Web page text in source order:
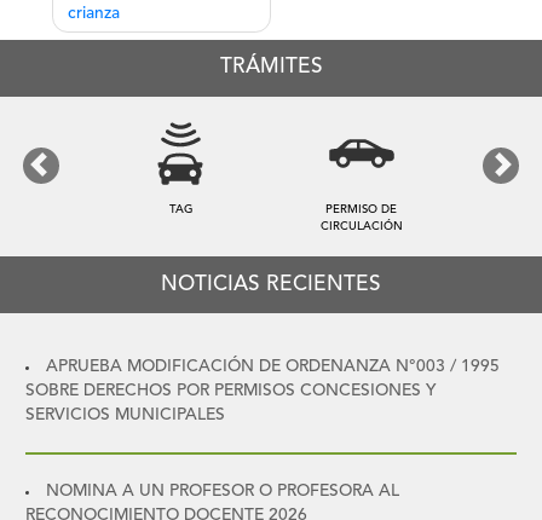
crianza
TRÁMITES
TAG
PERMISO DE
CIRCULACIÓN
Previous Next
NOTICIAS RECIENTES
APRUEBA MODIFICACIÓN DE ORDENANZA N°003 / 1995
SOBRE DERECHOS POR PERMISOS CONCESIONES Y
SERVICIOS MUNICIPALES
NOMINA A UN PROFESOR O PROFESORA AL
RECONOCIMIENTO DOCENTE 2026